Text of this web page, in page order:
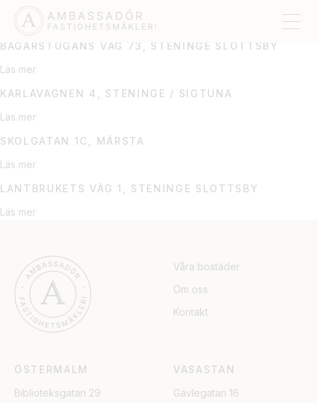
MÄRSTA
BAGARSTUGANS VÄG 73, STENINGE SLOTTSBY
Läs mer
KARLAVAGNEN 4, STENINGE / SIGTUNA
Läs mer
SKOLGATAN 1C, MÄRSTA
Läs mer
LANTBRUKETS VÄG 1, STENINGE SLOTTSBY
Läs mer
Våra bostäder
Om oss
Kontakt
ÖSTERMALM
Biblioteksgatan 29
VASASTAN
Gävlegatan 16